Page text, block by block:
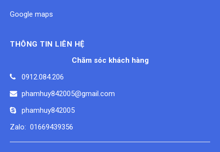
Google maps
THÔNG TIN LIÊN HỆ
Chăm sóc khách hàng
0912.084.206
phamhuy842005@gmail.com
phamhuy842005
Zalo: 01669439356